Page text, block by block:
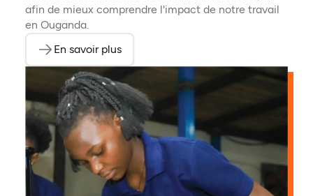
afin de mieux comprendre l'impact de notre travail
en Ouganda.
En savoir plus(ouvre dans un nouvel onglet)